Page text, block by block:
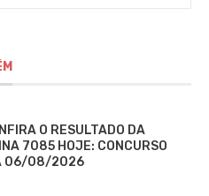
O RESULTADO DA
7085 HOJE: CONCURSO
06/08/2026